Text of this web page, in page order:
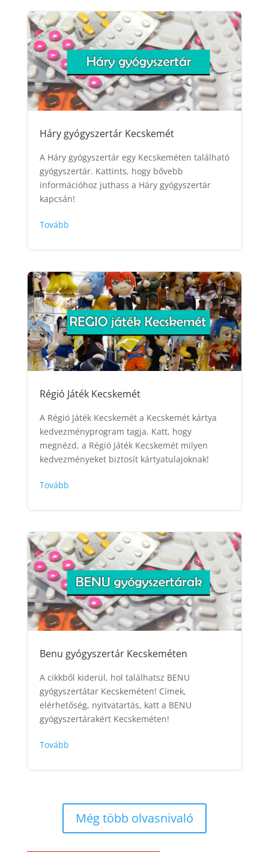
Háry gyógyszertár Kecskemét
A Háry gyógyszertár egy Kecskeméten található
gyógyszertár. Kattints, hogy bővebb
információhoz juthass a Háry gyógyszertár
kapcsán!
Tovább
Régió Játék Kecskemét
A Régió Játék Kecskemét a Kecskemét kártya
kedvezményprogram tagja. Katt, hogy
megnézd, a Régió Játék Kecskemét milyen
kedvezményeket biztosít kártyatulajoknak!
Tovább
Benu gyógyszertár Kecskeméten
A cikkből kiderül, hol találhatsz BENU
gyógyszertátar Kecskeméten! Címek,
elérhetőség, nyitvatartás, katt a BENU
gyógyszertárakért Kecskeméten!
Tovább
Még több olvasnivaló